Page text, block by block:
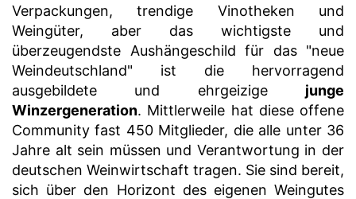
Verpackungen, trendige Vinotheken und
Weingüter, aber das wichtigste und
überzeugendste Aushängeschild für das "neue
Weindeutschland" ist die hervorragend
ausgebildete und ehrgeizige junge
Winzergeneration. Mittlerweile hat diese offene
Community fast 450 Mitglieder, die alle unter 36
Jahre alt sein müssen und Verantwortung in der
deutschen Weinwirtschaft tragen. Sie sind bereit,
sich über den Horizont des eigenen Weingutes